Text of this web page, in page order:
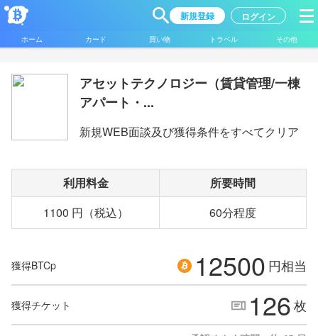
新規登録 ログイン
ホーム カード 買い物 トラベル その他
アセットテクノロジー（賃貸管理/一棟
アパート・...
新規WEB面談及び獲得条件をすべてクリア
利用料金
所要時間
1100 円（税込）
60分程度
獲得BTCp 12500 円相当
獲得チケット 126枚